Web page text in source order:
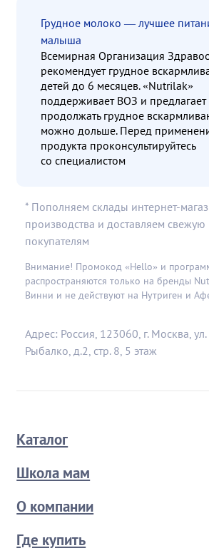
Грудное молоко — лучшее
малыша
Всемирная Организация
рекомендует грудное
детей до 6 месяцев. «Nutrilak»
поддерживает ВОЗ и предлагает
продолжать грудное
можно дольше. Перед
продукта проконсультируйтесь
со специалистом
* Пополняем склады интернет-
производства и доставляем
покупателям
Внимание! Промокод «Hello» и
распространяются только на бренды
Винни и не действуют на Нутриген и
Адрес: Россия, 123060, г. Москва,
Рыбалко, д.2, стр. 8, 5 этаж
Каталог
Школа мам
О компании
Где купить